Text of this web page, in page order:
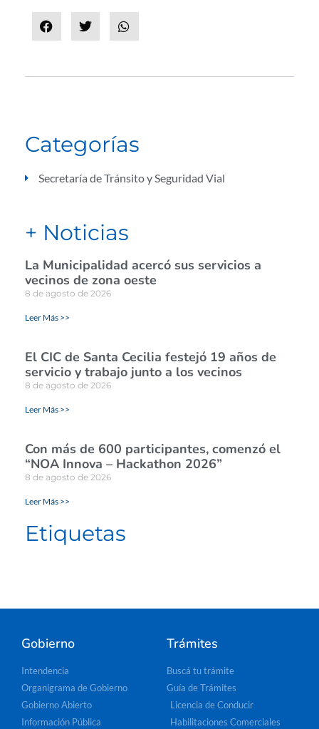
Categorías
Secretaría de Tránsito y Seguridad Vial
+ Noticias
La Municipalidad acercó sus servicios a
vecinos de zona oeste
8 de agosto de 2026
Leer Más >>
El CIC de Santa Cecilia festejó 19 años de
servicio y trabajo junto a los vecinos
8 de agosto de 2026
Leer Más >>
Con más de 600 participantes, comenzó el
“NOA Innova – Hackathon 2026”
8 de agosto de 2026
Leer Más >>
Etiquetas
Gobierno
Intendencia
Organigrama de Gobierno
Gobierno Abierto
Información Pública
Trámites
Buscá tu trámite
Guía de Trámites
Licencia de Conducir
Habilitaciones Comerciales